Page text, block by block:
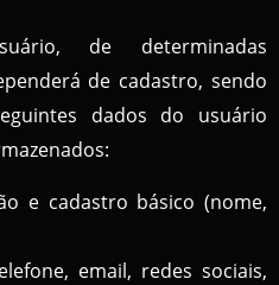
de determinadas
de cadastro, sendo
dados do usuário
e cadastro básico (nome,
email, redes sociais,